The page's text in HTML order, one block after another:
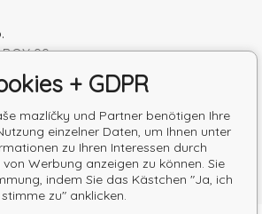
99
52010180
+ GDPR
mazlíčky und Partner benötigen Ihre
einzelner Daten, um Ihnen unter
zu Ihren Interessen durch
Werbung anzeigen zu können. Sie
indem Sie das Kästchen "Ja, ich
stimme zu" anklicken.